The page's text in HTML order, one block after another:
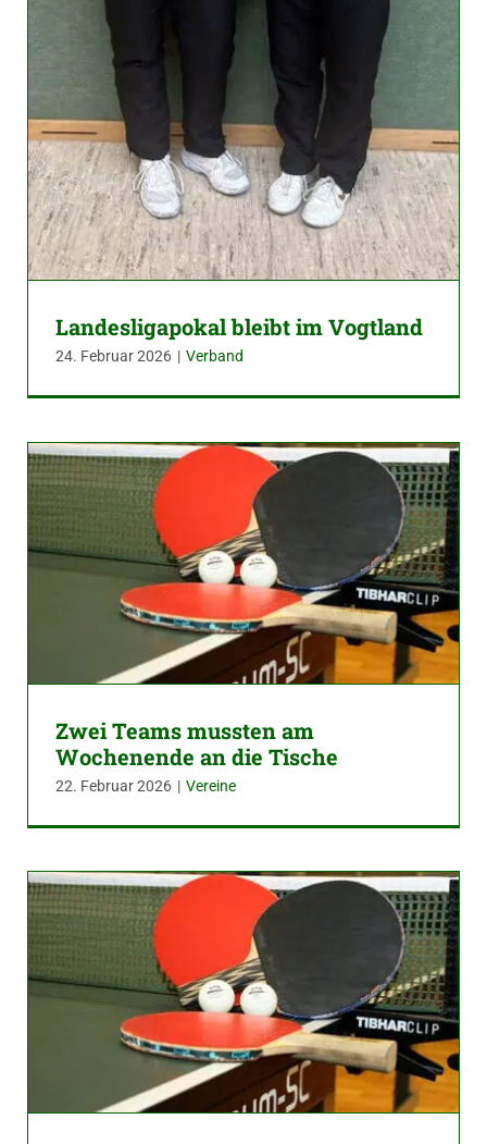
Landesligapokal bleibt im Vogtland
24. Februar 2026 | Verband
Zwei Teams mussten am
Wochenende an die Tische
22. Februar 2026 | Vereine